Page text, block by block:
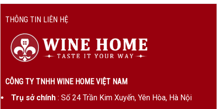
THÔNG TIN LIÊN HỆ
CÔNG TY TNHH WINE HOME VIỆT NAM
Trụ sở chính: Số 24 Trần Kim Xuyến, Yên Hòa, Hà Nội